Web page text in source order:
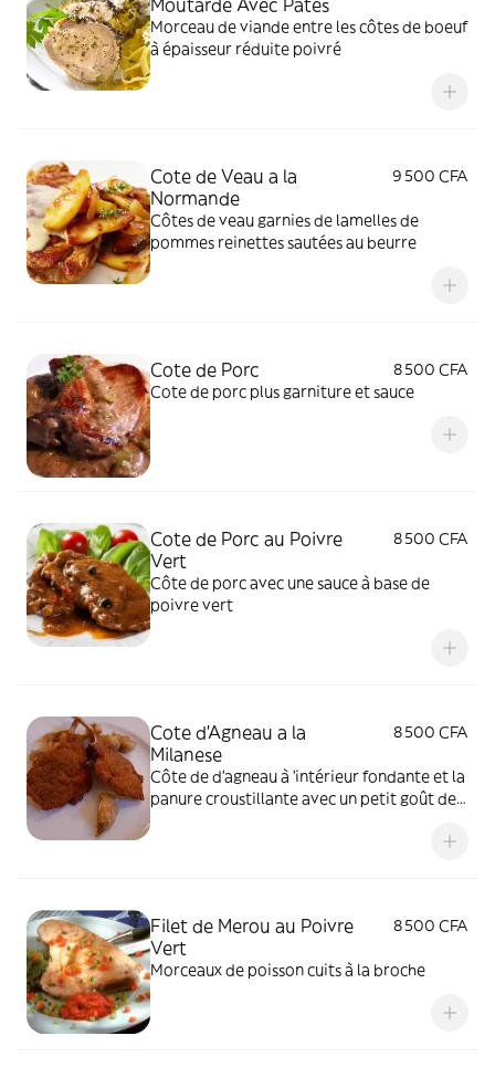
Moutarde Avec Pâtes
Morceau de viande entre les côtes de boeuf
à épaisseur réduite poivré
Cote de Veau a la
Normande
9 500 CFA
Côtes de veau garnies de lamelles de
pommes reinettes sautées au beurre
Cote de Porc
8 500 CFA
Cote de porc plus garniture et sauce
Cote de Porc au Poivre
Vert
8 500 CFA
Côte de porc avec une sauce à base de
poivre vert
Cote d'Agneau a la
Milanese
8 500 CFA
Côte de d'agneau à 'intérieur fondante et la
panure croustillante avec un petit goût de
Filet de Merou au Poivre
Vert
8 500 CFA
Morceaux de poisson cuits à la broche